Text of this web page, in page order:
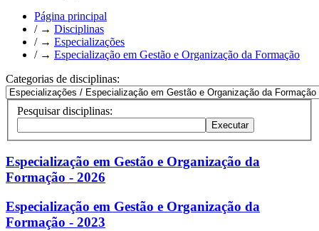
Página principal
/ → Disciplinas
/ → Especializações
/ → Especialização em Gestão e Organização da Formação
Categorias de disciplinas:
Pesquisar disciplinas:
Especialização em Gestão e Organização da
Formação - 2026
Especialização em Gestão e Organização da
Formação - 2023